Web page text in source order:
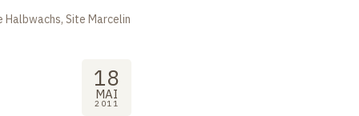
Site Marcelin
18
MAI
2011